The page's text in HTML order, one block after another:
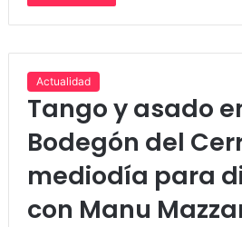
Actualidad
Tango y asado
Bodegón del
mediodía para
con Manu